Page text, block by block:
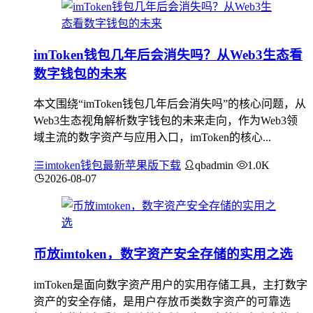
imToken钱包几年后会消失吗？从Web3生态看
数字钱包的未来
本文围绕“imToken钱包几年后会消失吗”的核心问题，从
Web3生态视角解析数字钱包的未来走向，作为Web3领
域主流的数字资产与应用入口，imToken的核心...
imtoken钱包最新苹果版下载 qbadmin
1.0K
2026-08-07
币放imtoken，数字资产安全存储的实用之选
imToken是面向数字资产用户的实用存储工具，主打数字
资产的安全存储，是用户存放币类数字资产的可靠选